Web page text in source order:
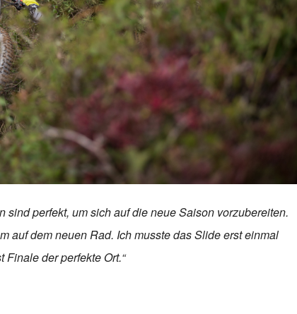
perfekt, um sich auf die neue Saison vorzubereiten.
auf dem neuen Rad. Ich musste das Slide erst einmal
der perfekte Ort.“